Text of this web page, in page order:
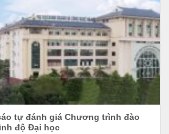
tự đánh giá Chương trình đào
độ Đại học